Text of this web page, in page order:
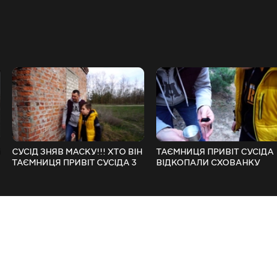
СУСІД ЗНЯВ МАСКУ!!! ХТО ВІН
ТАЄМНИЦЯ ПРИВІТ СУСІДА 3
ТАЄМНИЦЯ ПРИВІТ СУСІДА
ВІДКОПАЛИ СХОВАНКУ